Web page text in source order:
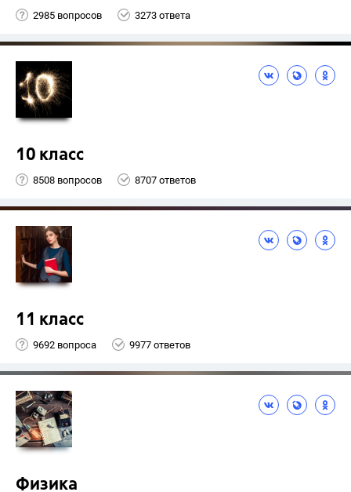
2985 вопросов 3273 ответа
10 класс
8508 вопросов 8707 ответов
11 класс
9692 вопроса 9977 ответов
Физика